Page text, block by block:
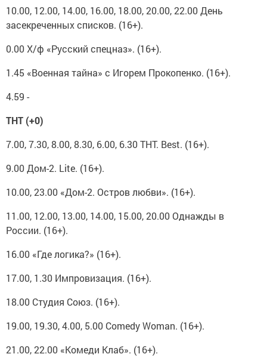
10.00, 12.00, 14.00, 16.00, 18.00, 20.00, 22.00 День
засекреченных списков. (16+).
0.00 Х/ф «Русский спецназ». (16+).
1.45 «Военная тайна» с Игорем Прокопенко. (16+).
4.59 -
ТНТ (+0)
7.00, 7.30, 8.00, 8.30, 6.00, 6.30 ТНТ. Best. (16+).
9.00 Дом-2. Lite. (16+).
10.00, 23.00 «Дом-2. Остров любви». (16+).
11.00, 12.00, 13.00, 14.00, 15.00, 20.00 Однажды в
России. (16+).
16.00 «Где логика?» (16+).
17.00, 1.30 Импровизация. (16+).
18.00 Студия Союз. (16+).
19.00, 19.30, 4.00, 5.00 Comedy Woman. (16+).
21.00, 22.00 «Комеди Клаб». (16+).